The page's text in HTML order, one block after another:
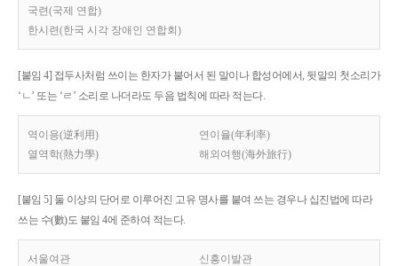
국련(국제 연합)
한시련(한국 시각 장애인 연합회)
[붙임 4] 접두사처럼 쓰이는 한자가 붙어서 된 말이나 합성어에서, 뒷말의 첫소리가
‘ㄴ’ 또는 ‘ㄹ’ 소리로 나더라도 두음 법칙에 따라 적는다.
역이용(逆利用)
연이율(年利率)
열역학(熱力學)
해외여행(海外旅行)
[붙임 5] 둘 이상의 단어로 이루어진 고유 명사를 붙여 쓰는 경우나 십진법에 따라
쓰는 수(數)도 붙임 4에 준하여 적는다.
서울여관 신흥이발관